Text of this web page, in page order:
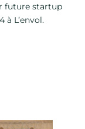
future startup
L’envol.